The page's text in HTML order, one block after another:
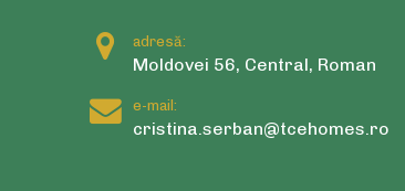
adresă:
Moldovei 56, Central, Roman
e-mail:
cristina.serban@tcehomes.ro